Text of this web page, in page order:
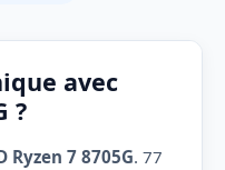
avec
?
Ryzen 7 8705G. 77